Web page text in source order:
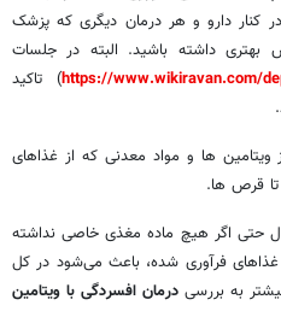
کنار دارو و هر درمان دیگری که پزشک
بهتری داشته باشید. البته در جلسات
https://www.wikiravan.com/) تاکید
ها و مواد معدنی که از غذاهای
قرص ها.
حتی اگر هیچ ماده مغذی خاصی نداشته
غذاهای فرآوری شده، باعث می‌شود در کل
به بررسی درمان افسردگی با ویتامین